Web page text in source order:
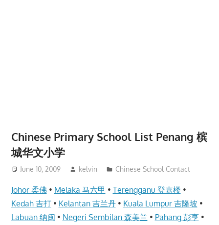
Chinese Primary School List Penang 槟
城华文小学
June 10, 2009 kelvin Chinese School Contact
Johor 柔佛 • Melaka 马六甲 • Terengganu 登嘉楼 •
Kedah 吉打• Kelantan 吉兰丹• Kuala Lumpur 吉隆坡 •
Labuan 纳闽 • Negeri Sembilan 森美兰 • Pahang 彭亨•